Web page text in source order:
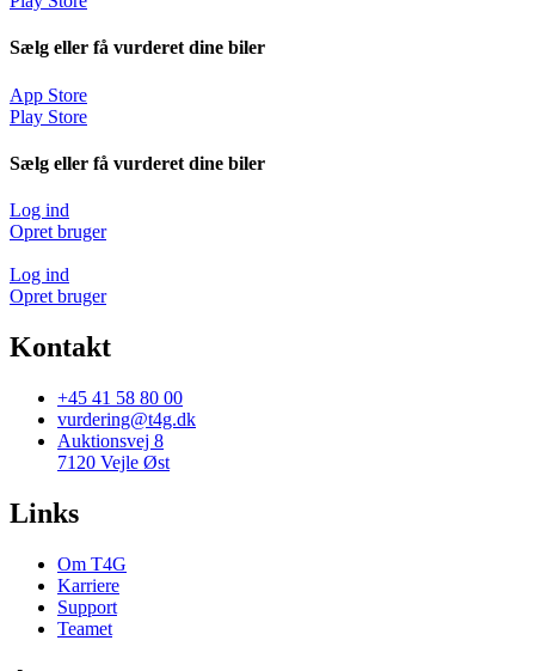
Sælg eller få vurderet dine biler
App Store
Play Store
Sælg eller få vurderet dine biler
Log ind
Opret bruger
Log ind
Opret bruger
Kontakt
+45 41 58 80 00
vurdering@t4g.dk
Auktionsvej 8
7120 Vejle Øst
Links
Om T4G
Karriere
Support
Teamet